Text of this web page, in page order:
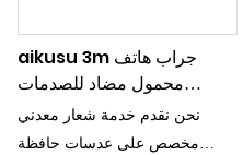
aikusu 3m جراب هاتف
محمول مضاد للصدمات
ومقاوم للسقوط من ألياف
الكربون جراب هاتف محمول
نحن نقدم خدمة شعار معدني
مخصص على عدسات حافظة